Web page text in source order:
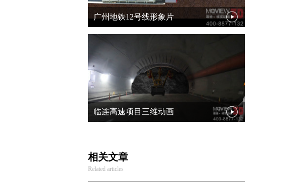
广州地铁12号线形象片
临连高速项目三维动画
相关文章
Related articles